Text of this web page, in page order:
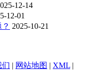
12-14
12-01
2025-10-21
们 | 网站地图 | XML |